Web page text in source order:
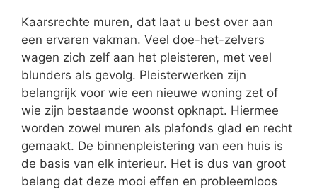
Kaarsrechte muren, dat laat u best over aan
een ervaren vakman. Veel doe-het-zelvers
wagen zich zelf aan het pleisteren, met veel
blunders als gevolg. Pleisterwerken zijn
belangrijk voor wie een nieuwe woning zet of
wie zijn bestaande woonst opknapt. Hiermee
worden zowel muren als plafonds glad en recht
gemaakt. De binnenpleistering van een huis is
de basis van elk interieur. Het is dus van groot
belang dat deze mooi effen en probleemloos